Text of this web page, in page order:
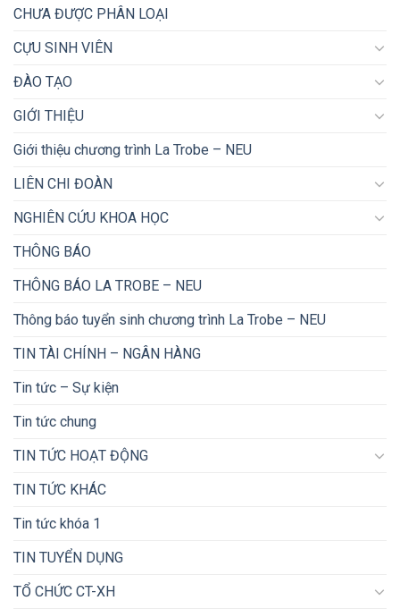
CHƯA ĐƯỢC PHÂN LOẠI
CỰU SINH VIÊN
ĐÀO TẠO
GIỚI THIỆU
Giới thiệu chương trình La Trobe – NEU
LIÊN CHI ĐOÀN
NGHIÊN CỨU KHOA HỌC
THÔNG BÁO
THÔNG BÁO LA TROBE – NEU
Thông báo tuyển sinh chương trình La Trobe – NEU
TIN TÀI CHÍNH – NGÂN HÀNG
Tin tức – Sự kiện
Tin tức chung
TIN TỨC HOẠT ĐỘNG
TIN TỨC KHÁC
Tin tức khóa 1
TIN TUYỂN DỤNG
TỔ CHỨC CT-XH